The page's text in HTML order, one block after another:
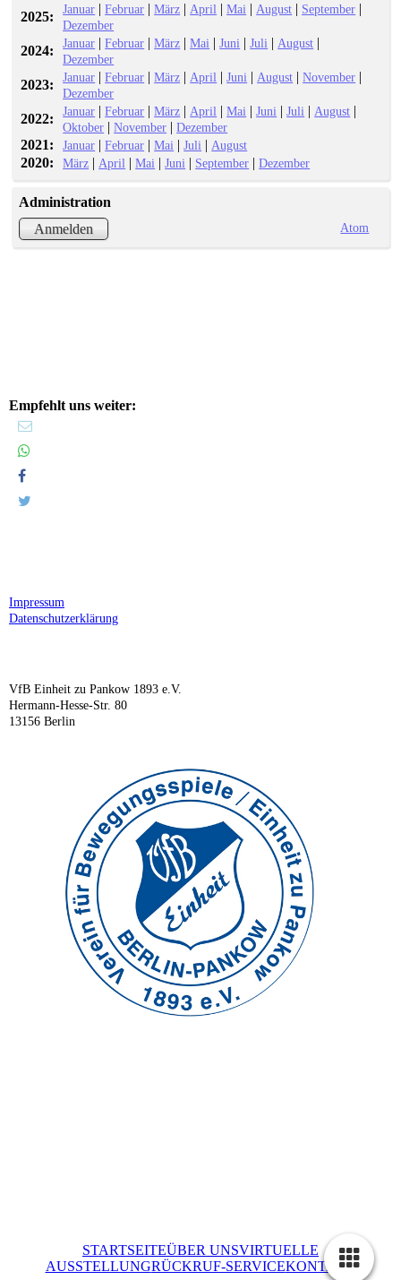
2025: Januar |Februar |März |April |Mai |August September
Dezember
2024: Januar |Februar |März |Mai |Juni |Juli |August
Dezember
2023: Januar |Februar |März |April |Juni |August |November
Dezember
2022: Januar |Februar |März |April |Mai |Juni |Juli |August
Oktober |November |Dezember
2021: Januar |Februar |Mai |Juli |August
2020: März |April |Mai |Juni September |Dezember
Administration
Anmelden
Atom
Empfehlt uns weiter:
Impressum
Datenschutzerklärung
VfB Einheit zu Pankow 1893 e.V.
Hermann-Hesse-Str. 80
13156 Berlin
STARTSEITEÜBER UNSVIRTUELLE
AUSSTELLUNGRÜCKRUF-SERVICEKONTAKT